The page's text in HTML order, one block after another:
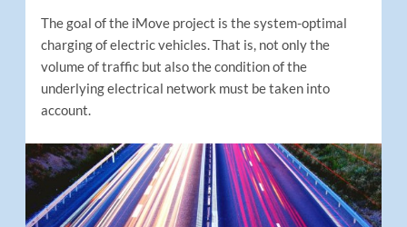
The goal of the iMove project is the system-optimal
charging of electric vehicles. That is, not only the
volume of traffic but also the condition of the
underlying electrical network must be taken into
account.